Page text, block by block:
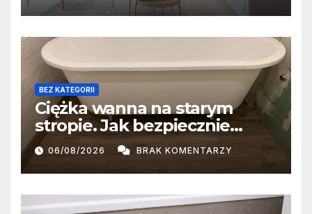
BEZ KATEGORII
Ciężka wanna na starym
stropie. Jak bezpiecznie
przygotować podłoże?
06/08/2026 BRAK KOMENTARZY